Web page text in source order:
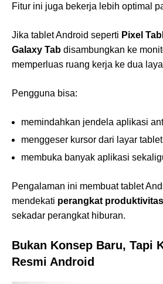
Fitur ini juga bekerja lebih optimal
Jika tablet Android seperti Pixel
Galaxy Tab disambungkan ke
memperluas ruang kerja ke dua
Pengguna bisa:
memindahkan jendela aplikasi
menggeser kursor dari layar
membuka banyak aplikasi
Pengalaman ini membuat tablet
mendekati perangkat
sekadar perangkat hiburan.
Bukan Konsep Baru, Tapi
Resmi Android